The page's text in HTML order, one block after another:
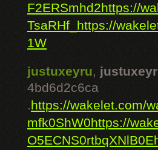
F2ERSmhd2https://
TsaRHf_ https://
1W
justuxeyru,
4bd6d2c6ca
.https://wakelet.com/
mfk0ShW0https://
O5ECNS0rtbqXNlB0E